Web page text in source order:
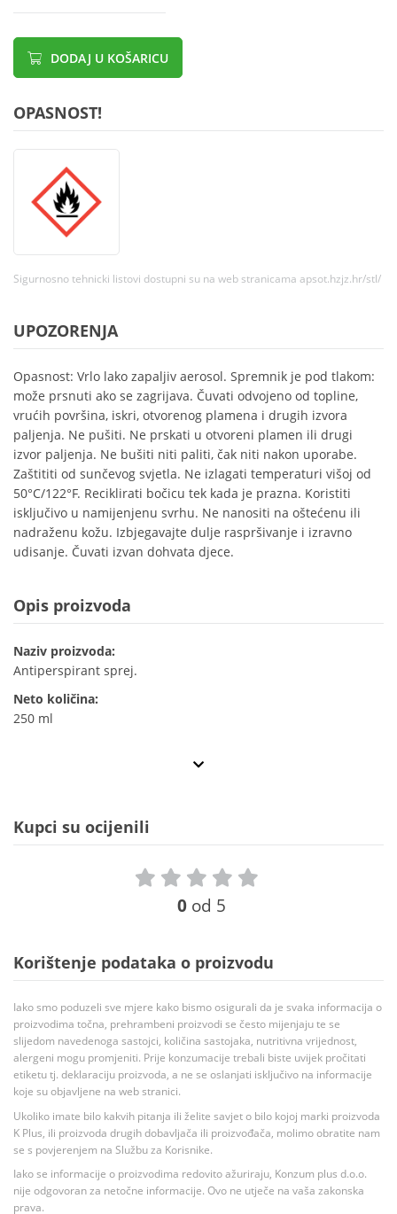
DODAJ U KOŠARICU
OPASNOST!
Sigurnosno tehnicki listovi dostupni su na web stranicama apsot.hzjz.hr/stl/
UPOZORENJA
Opasnost: Vrlo lako zapaljiv aerosol. Spremnik je pod tlakom:
može prsnuti ako se zagrijava. Čuvati odvojeno od topline,
vrućih površina, iskri, otvorenog plamena i drugih izvora
paljenja. Ne pušiti. Ne prskati u otvoreni plamen ili drugi
izvor paljenja. Ne bušiti niti paliti, čak niti nakon uporabe.
Zaštititi od sunčevog svjetla. Ne izlagati temperaturi višoj od
50°C/122°F. Reciklirati bočicu tek kada je prazna. Koristiti
isključivo u namijenjenu svrhu. Ne nanositi na oštećenu ili
nadraženu kožu. Izbjegavajte dulje raspršivanje i izravno
udisanje. Čuvati izvan dohvata djece.
Opis proizvoda
Naziv proizvoda:
Antiperspirant sprej.
Neto količina:
250 ml
Kupci su ocijenili
0 od 5
Korištenje podataka o proizvodu
Iako smo poduzeli sve mjere kako bismo osigurali da je svaka informacija o
proizvodima točna, prehrambeni proizvodi se često mijenjaju te se
slijedom navedenoga sastojci, količina sastojaka, nutritivna vrijednost,
alergeni mogu promjeniti. Prije konzumacije trebali biste uvijek pročitati
etiketu tj. deklaraciju proizvoda, a ne se oslanjati isključivo na informacije
koje su objavljene na web stranici.
Ukoliko imate bilo kakvih pitanja ili želite savjet o bilo kojoj marki proizvoda
K Plus, ili proizvoda drugih dobavljača ili proizvođača, molimo obratite nam
se s povjerenjem na Službu za Korisnike.
Iako se informacije o proizvodima redovito ažuriraju, Konzum plus d.o.o.
nije odgovoran za netočne informacije. Ovo ne utječe na vaša zakonska
prava.